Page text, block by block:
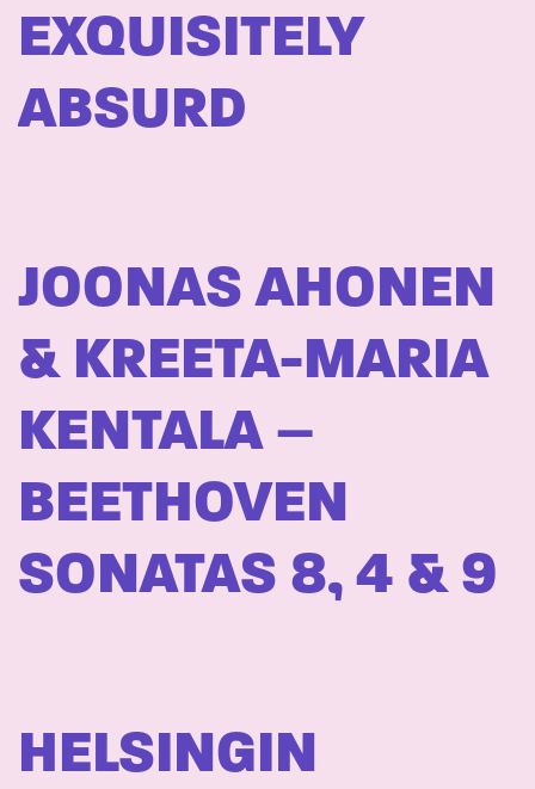
EXQUISITELY
ABSURD
JOONAS AHONEN
& KREETA-MARIA
KENTALA –
BEETHOVEN
SONATAS 8, 4 & 9
HELSINGIN